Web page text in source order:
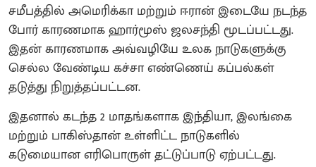
சமீபத்தில் அமெரிக்கா மற்றும் ஈரான் இடையே நடந்த
போர் காரணமாக ஹார்மூஸ் ஜலசந்தி மூடப்பட்டது.
இதன் காரணமாக அவ்வழியே உலக நாடுகளுக்கு
செல்ல வேண்டிய கச்சா எண்ணெய் கப்பல்கள்
தடுத்து நிறுத்தப்பட்டன.
இதனால் கடந்த 2 மாதங்களாக இந்தியா, இலங்கை
மற்றும் பாகிஸ்தான் உள்ளிட்ட நாடுகளில்
கடுமையான எரிபொருள் தட்டுப்பாடு ஏற்பட்டது.